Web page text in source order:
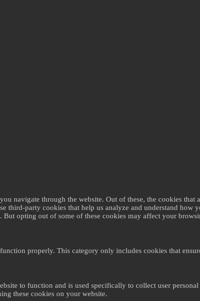
navigate through the website. Out of these, the cookies that
third-party cookies that help us analyze and understand
opting out of some of these cookies may affect your
properly. This category only includes cookies that
to function and is used specifically to collect user
these cookies on your website.